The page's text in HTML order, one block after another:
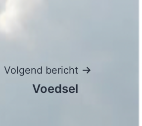
Volgend bericht
Voedsel